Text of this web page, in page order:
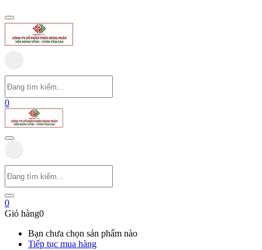
0
0
Giỏ hàng0
Bạn chưa chọn sản phẩm nào
Tiếp tục mua hàng